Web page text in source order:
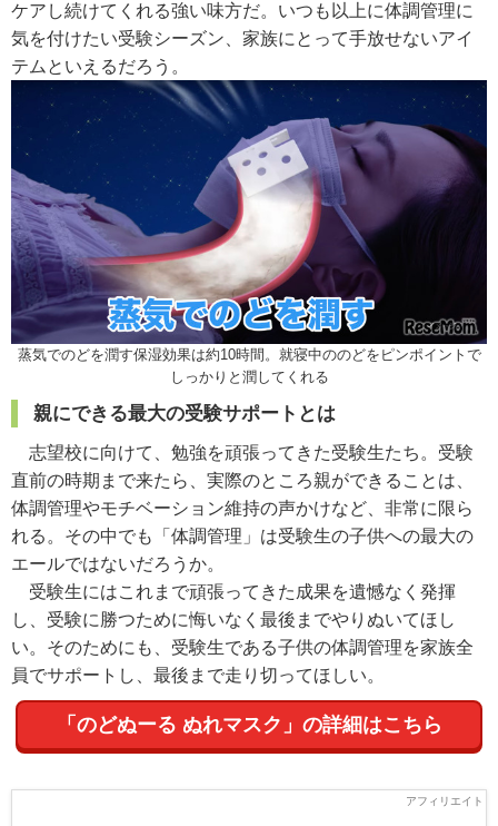
ケアし続けてくれる強い味方だ。いつも以上に体調管理に
気を付けたい受験シーズン、家族にとって手放せないアイ
テムといえるだろう。
蒸気でのどを潤す保湿効果は約10時間。就寝中ののどをピンポイントで
しっかりと潤してくれる
親にできる最大の受験サポートとは
志望校に向けて、勉強を頑張ってきた受験生たち。受験
直前の時期まで来たら、実際のところ親ができることは、
体調管理やモチベーション維持の声かけなど、非常に限ら
れる。その中でも「体調管理」は受験生の子供への最大の
エールではないだろうか。
受験生にはこれまで頑張ってきた成果を遺憾なく発揮
し、受験に勝つために悔いなく最後までやりぬいてほし
い。そのためにも、受験生である子供の体調管理を家族全
員でサポートし、最後まで走り切ってほしい。
「のどぬーる ぬれマスク」の詳細はこちら